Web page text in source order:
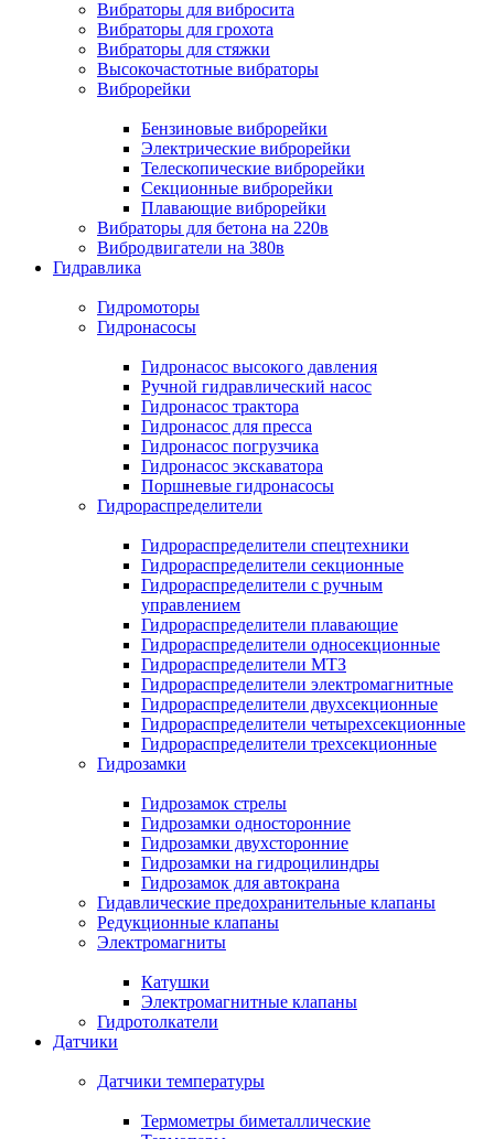
Вибраторы для вибросита
Вибраторы для грохота
Вибраторы для стяжки
Высокочастотные вибраторы
Виброрейки
Бензиновые виброрейки
Электрические виброрейки
Телескопические виброрейки
Секционные виброрейки
Плавающие виброрейки
Вибраторы для бетона на 220в
Вибродвигатели на 380в
Гидравлика
Гидромоторы
Гидронасосы
Гидронасос высокого давления
Ручной гидравлический насос
Гидронасос трактора
Гидронасос для пресса
Гидронасос погрузчика
Гидронасос экскаватора
Поршневые гидронасосы
Гидрораспределители
Гидрораспределители спецтехники
Гидрораспределители секционные
Гидрораспределители с ручным
управлением
Гидрораспределители плавающие
Гидрораспределители односекционные
Гидрораспределители МТЗ
Гидрораспределители электромагнитные
Гидрораспределители двухсекционные
Гидрораспределители четырехсекционные
Гидрораспределители трехсекционные
Гидрозамки
Гидрозамок стрелы
Гидрозамки односторонние
Гидрозамки двухсторонние
Гидрозамки на гидроцилиндры
Гидрозамок для автокрана
Гидавлические предохранительные клапаны
Редукционные клапаны
Электромагниты
Катушки
Электромагнитные клапаны
Гидротолкатели
Датчики
Датчики температуры
Термометры биметаллические